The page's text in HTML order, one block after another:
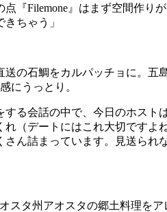
『Filemone』はまず空間作り
ちゃう」
の石鯛をカルパッチョに。五
にうっとり。
る会話の中で、今日のホス
（デートにはこれ大切です
ん詰まっています。見送られ
スタ州アオスタの郷土料理を